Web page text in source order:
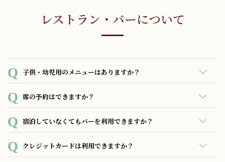
レストラン・バーについて
子供・幼児用のメニューはありますか？
お子さまプレートをご準備しております。（ディナーのみ）
料金：2,200円（税込）
席の予約はできますか？
お電話、各グルメサイトにてご予約承っております。
宿泊していなくてもバーを利用できますか？
どなたでもご利用いただけます。ご来店お待ちしておりま
す。
クレジットカードは利用できますか？